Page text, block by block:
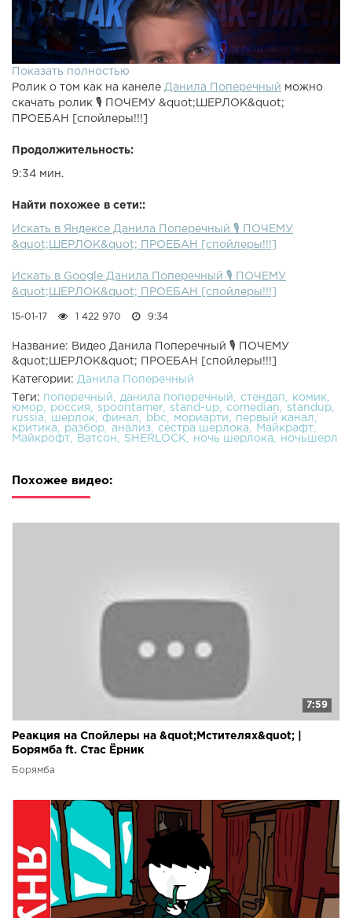
Показать полностью
Ролик о том как на канеле Данила Поперечный
можно
скачать ролик 🎙 ПОЧЕМУ &quot;ШЕРЛОК&quot;
ПРОЕБАН [спойлеры!!!]
Продолжительность:
9:34 мин.
Найти похожее в сети::
Искать в Яндексе Данила Поперечный 🎙 ПОЧЕМУ
&quot;ШЕРЛОК&quot; ПРОЕБАН [спойлеры!!!]
Искать в Google Данила Поперечный 🎙 ПОЧЕМУ
&quot;ШЕРЛОК&quot; ПРОЕБАН [спойлеры!!!]
15-01-17 1 422 970 9:34
Название: Видео Данила Поперечный 🎙 ПОЧЕМУ
&quot;ШЕРЛОК&quot; ПРОЕБАН [спойлеры!!!]
Категории: Данила Поперечный
Теги: поперечный данила поперечный стендап
комик
юмор
россия spoontamer stand-up comedian
standup
russia
шерлок финал bbc мориарти
первый канал
критика
разбор анализ сестра шерлока
Майкрафт
Майкрофт
Ватсон SHERLOCK ночь шерлока ночьшерл
Похожее видео:
7:59
Реакция на Спойлеры на &quot;Мстителях&quot; |
Борямба ft. Стас Ёрник
Борямба